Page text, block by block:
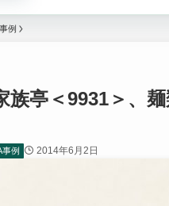
例
族亭＜9931＞、
事例 2014年6月2日